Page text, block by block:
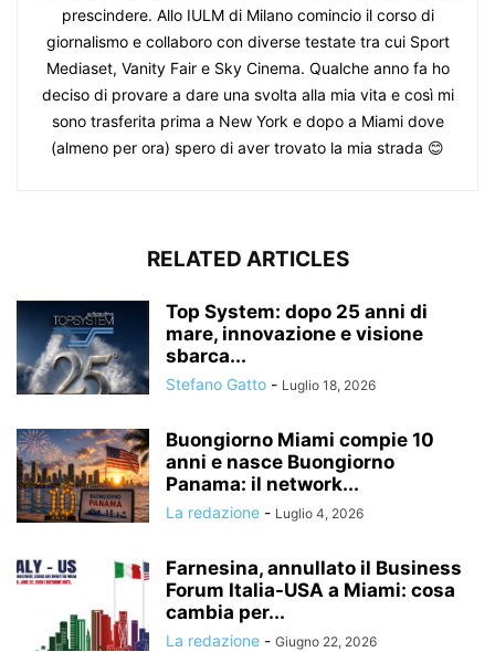
prescindere. Allo IULM di Milano comincio il corso di
giornalismo e collaboro con diverse testate tra cui Sport
Mediaset, Vanity Fair e Sky Cinema. Qualche anno fa ho
deciso di provare a dare una svolta alla mia vita e così mi
sono trasferita prima a New York e dopo a Miami dove
(almeno per ora) spero di aver trovato la mia strada 😊
RELATED ARTICLES
Top System: dopo 25 anni di
mare, innovazione e visione
sbarca...
Stefano Gatto - Luglio 18, 2026
Buongiorno Miami compie 10
anni e nasce Buongiorno
Panama: il network...
La redazione - Luglio 4, 2026
Farnesina, annullato il Business
Forum Italia-USA a Miami: cosa
cambia per...
La redazione - Giugno 22, 2026